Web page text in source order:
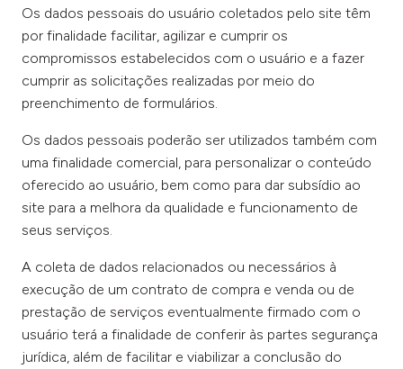
Os dados pessoais do usuário coletados pelo site têm
por finalidade facilitar, agilizar e cumprir os
compromissos estabelecidos com o usuário e a fazer
cumprir as solicitações realizadas por meio do
preenchimento de formulários.
Os dados pessoais poderão ser utilizados também com
uma finalidade comercial, para personalizar o conteúdo
oferecido ao usuário, bem como para dar subsídio ao
site para a melhora da qualidade e funcionamento de
seus serviços.
A coleta de dados relacionados ou necessários à
execução de um contrato de compra e venda ou de
prestação de serviços eventualmente firmado com o
usuário terá a finalidade de conferir às partes segurança
jurídica, além de facilitar e viabilizar a conclusão do